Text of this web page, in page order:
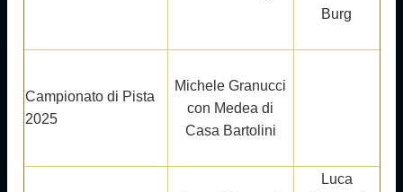
Burg
Campionato di Pista
2025
Michele Granucci
con Medea di
Casa Bartolini
Luca